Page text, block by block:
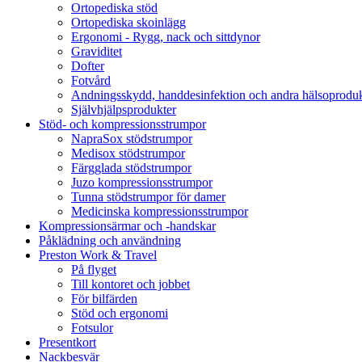
Ortopediska stöd
Ortopediska skoinlägg
Ergonomi - Rygg, nack och sittdynor
Graviditet
Dofter
Fotvård
Andningsskydd, handdesinfektion och andra
Självhjälpsprodukter
Stöd- och kompressionsstrumpor
NapraSox stödstrumpor
Medisox stödstrumpor
Färgglada stödstrumpor
Juzo kompressionsstrumpor
Tunna stödstrumpor för damer
Medicinska kompressionsstrumpor
Kompressionsärmar och -handskar
Påklädning och användning
Preston Work & Travel
På flyget
Till kontoret och jobbet
För bilfärden
Stöd och ergonomi
Fotsulor
Presentkort
Nackbesvär